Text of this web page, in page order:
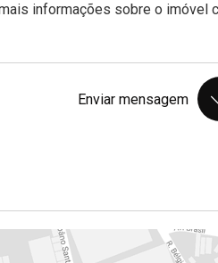
Enviar mensagem